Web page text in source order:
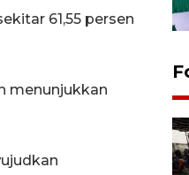
61,55 persen
menunjukkan